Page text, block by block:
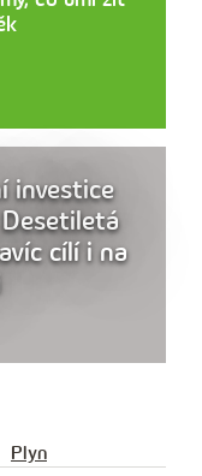
investice
cílí i na
Plyn